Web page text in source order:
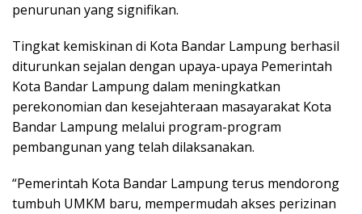
penurunan yang signifikan.
Tingkat kemiskinan di Kota Bandar Lampung berhasil
diturunkan sejalan dengan upaya-upaya Pemerintah
Kota Bandar Lampung dalam meningkatkan
perekonomian dan kesejahteraan masayarakat Kota
Bandar Lampung melalui program-program
pembangunan yang telah dilaksanakan.
“Pemerintah Kota Bandar Lampung terus mendorong
tumbuh UMKM baru, mempermudah akses perizinan